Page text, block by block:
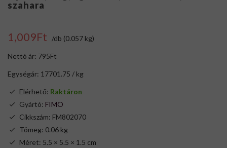
szahara
1,009Ft /db (0.057 kg)
Nettó ár: 795Ft
Egységár: 17701.75 / kg
Elérhető: Raktáron
Gyártó: FIMO
Cikkszám: FM802070
Tömeg: 0.06 kg
Méret: 5.5 × 5.5 × 1.5 cm